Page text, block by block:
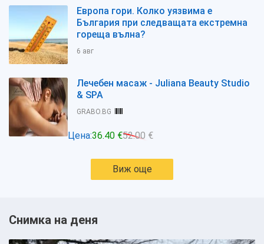
Европа гори. Колко уязвима е
България при следващата екстремна
гореща вълна?
6 авг
Лечебен масаж - Juliana Beauty Studio
& SPA
GRABO.BG
Цена:36.40 €52.00 €
Виж още
Снимка на деня